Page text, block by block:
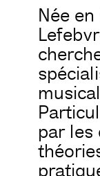
Née
par les